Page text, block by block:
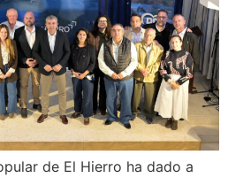
de El Hierro ha dado a